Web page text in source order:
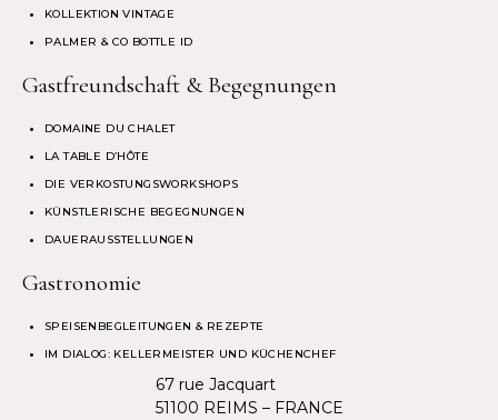
KOLLEKTION VINTAGE
PALMER & CO BOTTLE ID
Gastfreundschaft & Begegnungen
DOMAINE DU CHALET
LA TABLE D’HÔTE
DIE VERKOSTUNGSWORKSHOPS
KÜNSTLERISCHE BEGEGNUNGEN
DAUERAUSSTELLUNGEN
Gastronomie
SPEISENBEGLEITUNGEN & REZEPTE
IM DIALOG: KELLERMEISTER UND KÜCHENCHEF
67 rue Jacquart
51100 REIMS – FRANCE